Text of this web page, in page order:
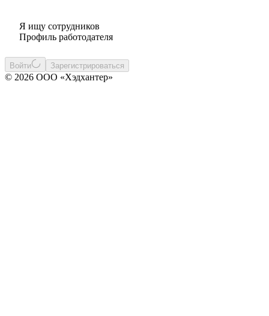
Я ищу сотрудников
Профиль работодателя
Войти Зарегистрироваться
© 2026 ООО «Хэдхантер»